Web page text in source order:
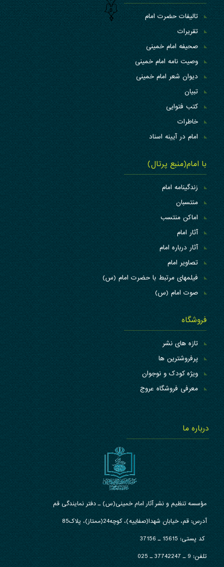
تالیفات حضرت امام
تقریرات
صحیفه امام خمینی
وصیت نامه امام خمینی
دیوان شعر امام خمینی
تبیان
کتب فتوایی
خاطرات
امام در آیینه اسناد
با امام(منبع پرتال)
زندگینامه امام
منتسبان
اماکن منتسب
آثار امام
آثار درباره امام
تصاویر امام
فیلمهای مرتبط با حضرت امام (س)
صوت امام (س)
فروشگاه
تازه های نشر
پرفروشترین ها
ویژه کودک و نوجوان
معرفی فروشگاه عروج
درباره ما
مؤسسه تنظیم و نشر آثار امام خمینی(س) ـ دفتر نمایندگی قم
آدرس: قم، خیابان شهدا(صفاییه)، کوچه24(ممتاز)، پلاک85
کد پستی: 15615 ـ 37156
تلفن:9 ـ 37742247 ـ 025